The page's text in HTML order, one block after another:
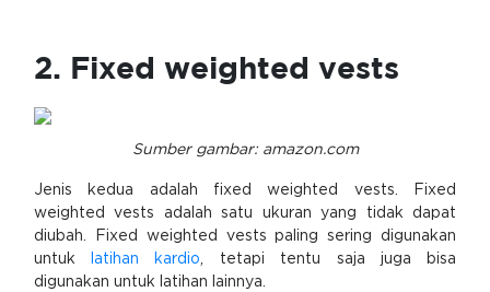
2. Fixed weighted vests
Sumber gambar: amazon.com
Jenis kedua adalah fixed weighted vests. Fixed
weighted vests adalah satu ukuran yang tidak dapat
diubah. Fixed weighted vests paling sering digunakan
untuk
latihan kardio, tetapi tentu saja juga bisa
digunakan untuk latihan lainnya.